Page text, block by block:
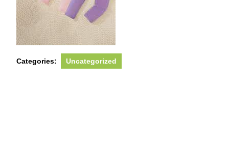
Categories: Uncategorized